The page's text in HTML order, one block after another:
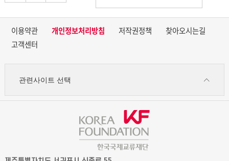
이용약관 개인정보처리방침 저작권정책
찾아오시는길
고객센터
관련사이트 선택